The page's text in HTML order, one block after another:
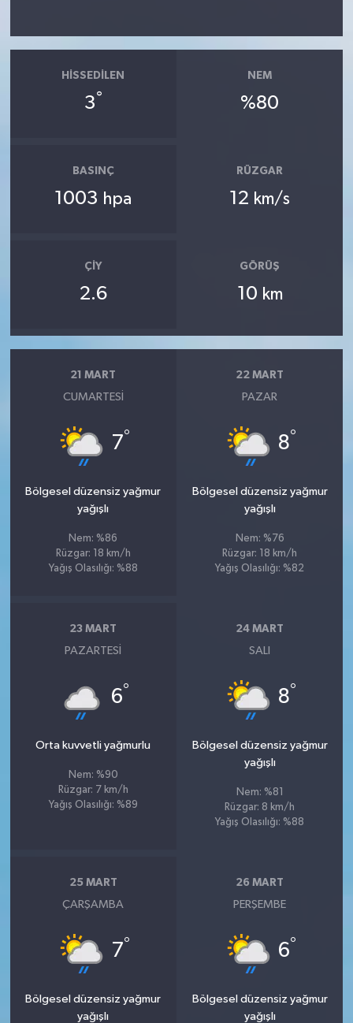
HISSEDILEN
3°
NEM
%80
BASINÇ
1003 hpa
RÜZGAR
12 km/s
ÇIY
2.6
GÖRÜŞ
10 km
21 MART
CUMARTESI
7°
Bölgesel düzensiz yağmur
yağışlı
Nem: %86
Rüzgar: 18 km/h
Yağış Olasılığı: %88
22 MART
PAZAR
8°
Bölgesel düzensiz yağmur
yağışlı
Nem: %76
Rüzgar: 18 km/h
Yağış Olasılığı: %82
23 MART
PAZARTESI
6°
Orta kuvvetli yağmurlu
Nem: %90
Rüzgar: 7 km/h
Yağış Olasılığı: %89
24 MART
SALI
8°
Bölgesel düzensiz yağmur
yağışlı
Nem: %81
Rüzgar: 8 km/h
Yağış Olasılığı: %88
25 MART
ÇARŞAMBA
7°
Bölgesel düzensiz yağmur
yağışlı
26 MART
PERŞEMBE
6°
Bölgesel düzensiz yağmur
yağışlı